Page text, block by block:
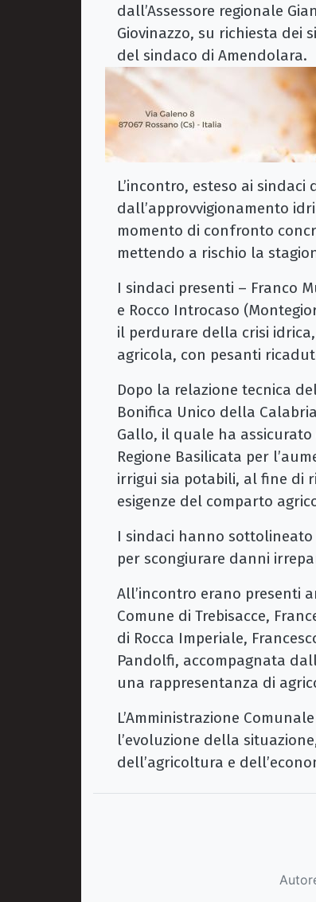
dall’Assessore regionale
Giovinazzo, su richiesta dei
del sindaco di Amendolara.
L’incontro, esteso ai
dall’approvvigionamento
momento di confronto
mettendo a rischio la
I sindaci presenti – Franco
e Rocco Introcaso
il perdurare della crisi
agricola, con pesanti
Dopo la relazione tecnica
Bonifica Unico della
Gallo, il quale ha
Regione Basilicata per
irrigui sia potabili, al fine di
esigenze del comparto
I sindaci hanno
per scongiurare danni
All’incontro erano presenti
Comune di Trebisacce,
di Rocca Imperiale,
Pandolfi, accompagnata
una rappresentanza di
L’Amministrazione
l’evoluzione della
dell’agricoltura e